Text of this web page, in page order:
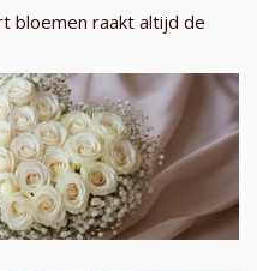
bloemen raakt altijd de